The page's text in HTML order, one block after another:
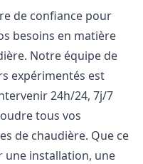
de confiance pour
besoins en matière
Notre équipe de
expérimentés est
24h/24, 7j/7
tous vos
de chaudière. Que ce
une installation, une